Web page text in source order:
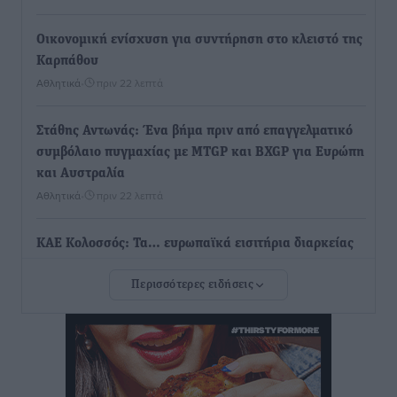
Οικονομική ενίσχυση για συντήρηση στο κλειστό της
Καρπάθου
Αθλητικά πριν 22 λεπτά
Στάθης Αντωνάς: Ένα βήμα πριν από επαγγελματικό
συμβόλαιο πυγμαχίας με MTGP και BXGP για Ευρώπη
και Αυστραλία
Αθλητικά πριν 22 λεπτά
ΚΑΕ Κολοσσός: Τα… ευρωπαϊκά εισιτήρια διαρκείας
Ιπποκράτης: Ανανέωσε η Νίκη Καρτσαμάρη
Αθλητικά• πριν 26 λεπτά
Η Μανίσα πήρε Buie και Davis
Περισσότερες ειδήσεις